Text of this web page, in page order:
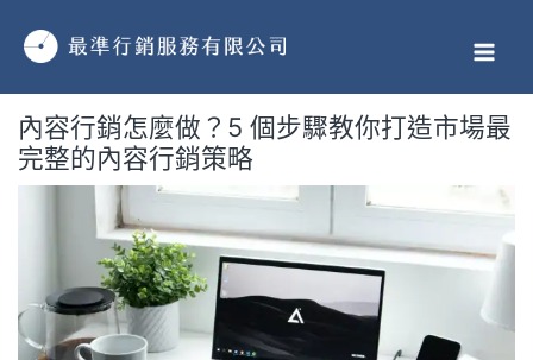
內容行銷怎麼做？5 個步驟教你打造市場最
完整的內容行銷策略